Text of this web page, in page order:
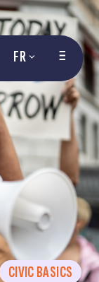
FR
CIVIC BASICS